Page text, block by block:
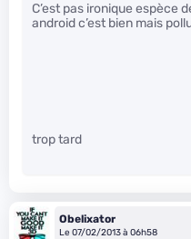
C’est pas ironique espèce
android c’est bien mais
trop tard
Obelixator
Le 07/02/2013 à 06h58